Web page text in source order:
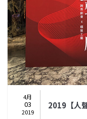
4月
03
2019
2019【人